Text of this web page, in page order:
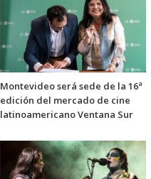
Montevideo será sede de la 16ª
edición del mercado de cine
latinoamericano Ventana Sur